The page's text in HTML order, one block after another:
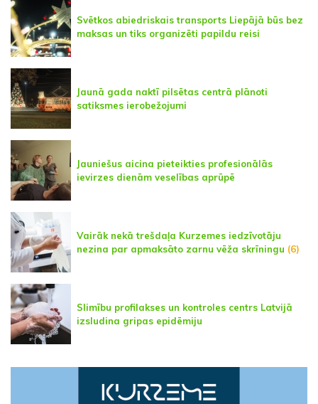
Svētkos abiedriskais transports Liepājā būs bez
maksas un tiks organizēti papildu reisi
Jaunā gada naktī pilsētas centrā plānoti
satiksmes ierobežojumi
Jauniešus aicina pieteikties profesionālās
ievirzes dienām veselības aprūpē
Vairāk nekā trešdaļa Kurzemes iedzīvotāju
nezina par apmaksāto zarnu vēža skrīningu (6)
Slimību profilakses un kontroles centrs Latvijā
izsludina gripas epidēmiju